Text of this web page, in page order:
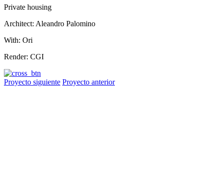
Private housing
Architect: Aleandro Palomino
With: Ori
Render: CGI
Proyecto siguiente Proyecto anterior